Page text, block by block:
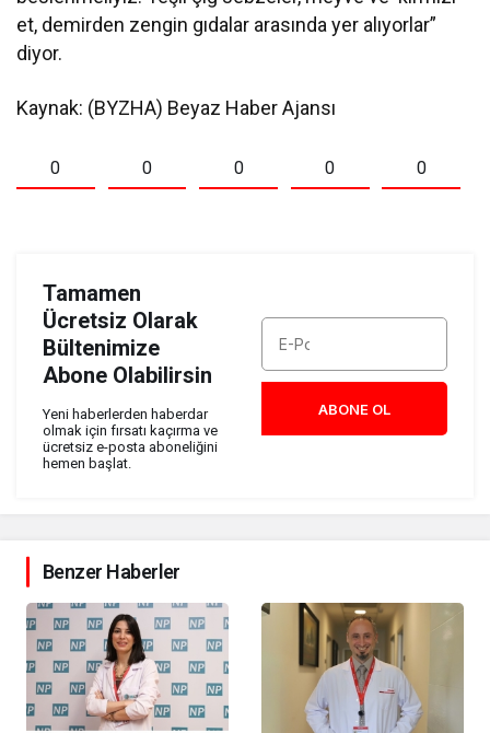
et, demirden zengin gıdalar arasında yer alıyorlar”
diyor.
Kaynak: (BYZHA) Beyaz Haber Ajansı
0 0 0 0 0
Tamamen
Ücretsiz Olarak
Bültenimize
Abone Olabilirsin
Yeni haberlerden haberdar
olmak için fırsatı kaçırma ve
ücretsiz e-posta aboneliğini
hemen başlat.
ABONE OL
Benzer Haberler